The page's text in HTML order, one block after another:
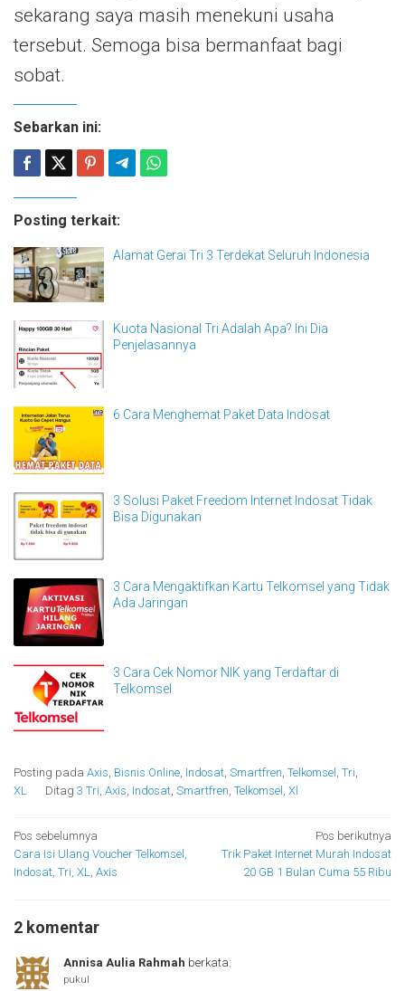
sekarang saya masih menekuni usaha
tersebut. Semoga bisa bermanfaat bagi
sobat.
Sebarkan ini:
Posting terkait:
Alamat Gerai Tri 3 Terdekat Seluruh Indonesia
Kuota Nasional Tri Adalah Apa? Ini Dia
Penjelasannya
6 Cara Menghemat Paket Data Indosat
3 Solusi Paket Freedom Internet Indosat Tidak
Bisa Digunakan
3 Cara Mengaktifkan Kartu Telkomsel yang Tidak
Ada Jaringan
3 Cara Cek Nomor NIK yang Terdaftar di
Telkomsel
Posting pada Axis Bisnis Online Indosat Smartfren Telkomsel Tri
XL
Ditag 3 Tri Axis Indosat Smartfren Telkomsel Xl
Navigasi
pos
Pos sebelumnya
Cara Isi Ulang Voucher Telkomsel,
Indosat, Tri, XL, Axis
Pos berikutnya
Trik Paket Internet Murah Indosat
20 GB 1 Bulan Cuma 55 Ribu
2 komentar
Annisa Aulia Rahmah berkata:
pukul